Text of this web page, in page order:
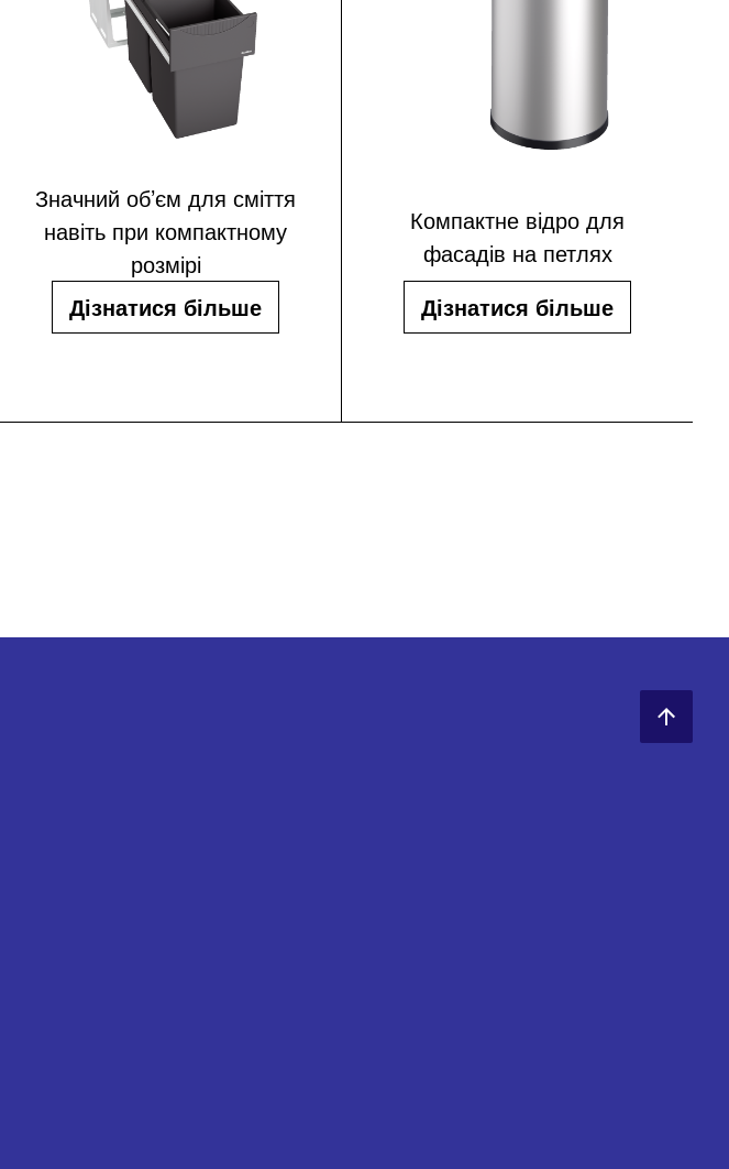
Значний об’єм для сміття
навіть при компактному
розмірі
Дізнатися більше
Компактне відро для
фасадів на петлях
Дізнатися більше